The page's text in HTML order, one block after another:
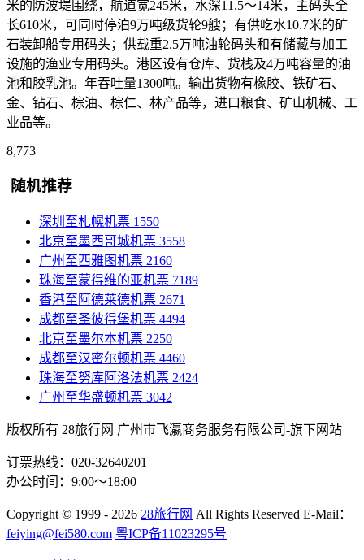
米的防波堤围绕，航道宽245米，水深11.5～14米，主码头全
长610米，可同时停泊9万吨级货轮9艘；有供吃水10.7米的矿
石装卸船专用码头；供载重2.5万吨油轮码头和有储藏与加工
设施的渔业专用码头。港区设有仓库、货栈及4万吨容量的油
池和胶乳池。年吞吐量1300吨。输出货物有橡胶、铁矿石、
金、钻石、棕油、棕仁、林产品等，进口粮食、矿山机械、工
业品等。
8,773
随机推荐
深圳至札幌机票 1550
北京至墨西哥城机票 3558
广州至西雅图机票 2160
珠海至蒙得维的亚机票 7189
香港至阿德莱德机票 2671
成都至圣彼得堡机票 4494
北京至墨尔本机票 2250
成都至汉密尔顿机票 4460
珠海至努库阿洛法机票 2424
广州至华盛顿机票 3042
版权所有 28旅行网 广州市飞瀛商务服务有限公司-旗下网站
订票热线：020-32640201
办公时间：9:00～18:00
Copyright © 1999 - 2026 28旅行网 All Rights Reserved E-Mail：
feiying@fei580.com 粤ICP备11023295号